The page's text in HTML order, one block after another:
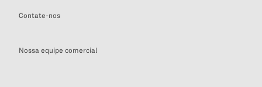
Contate-nos
Nossa equipe comercial